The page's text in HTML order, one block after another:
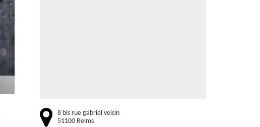
8 bis rue gabriel voisin
51100 Reims